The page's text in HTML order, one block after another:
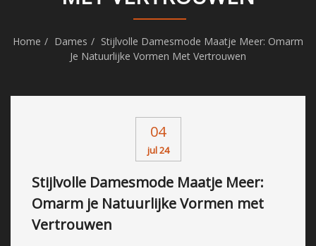
Home Dames
Stijlvolle Damesmode Maatje Meer: Omarm
Je Natuurlijke Vormen Met Vertrouwen
04
jul 24
Stijlvolle Damesmode Maatje Meer:
Omarm je Natuurlijke Vormen met
Vertrouwen